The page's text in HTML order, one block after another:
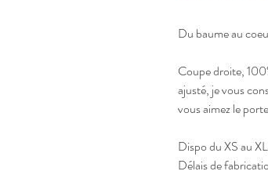
Du baume au
Coupe droite,
ajusté, je vous
vous aimez le
Dispo du XS au
Délais de